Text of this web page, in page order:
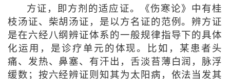
方证，即方剂的适应证。《伤寒论》中有桂
枝汤证、柴胡汤证，是以方名证的范例。辨方证
是在六经八纲辨证体系的一般规律指导下的具体
化运用，是诊疗单元的体现。比如，某患者头
痛、发热、鼻塞、有汗出，舌淡苔薄白润，脉浮
缓数；按六经辨证则知其为太阳病，依法当发其